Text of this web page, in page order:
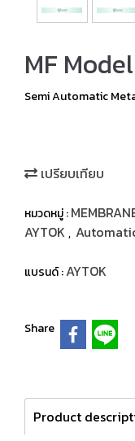
MF
Semi Automatic
เปรียบเทียบ
หมวดหมู่ :
AYTOK ,
แบรนด์ :AYTOK
Share
Product